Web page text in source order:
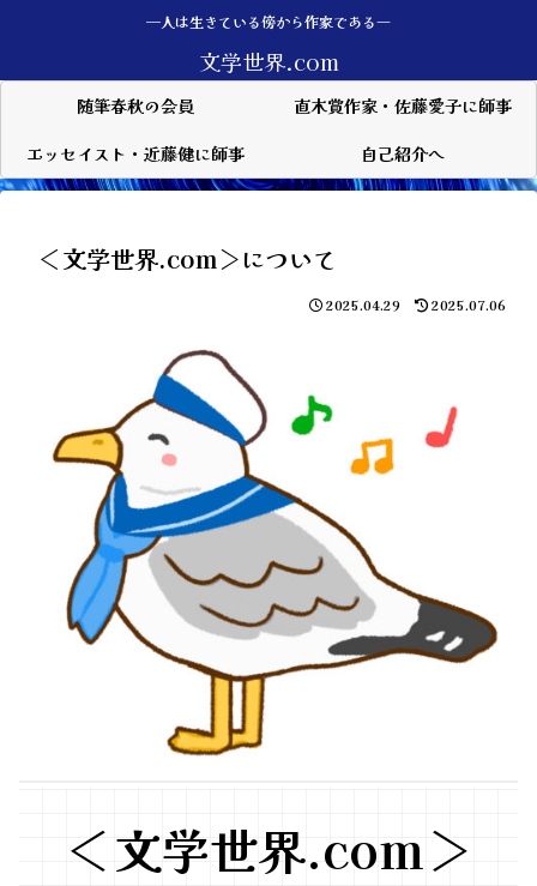
—人は生きている傍から作家である―
文学世界.com
随筆春秋の会員
直木賞作家・佐藤愛子に師事
エッセイスト・近藤健に師事
自己紹介へ
＜文学世界.com＞について
2025.04.29 2025.07.06
＜文学世界.com＞